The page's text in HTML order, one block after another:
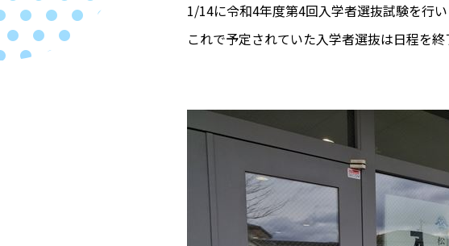
1/14に令和4年度第4回入学者選抜試験を行い
これで予定されていた入学者選抜は日程を